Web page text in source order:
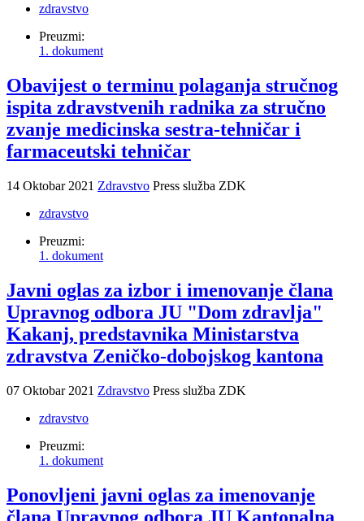
zdravstvo
Preuzmi:
1. dokument
Obavijest o terminu polaganja stručnog
ispita zdravstvenih radnika za stručno
zvanje medicinska sestra-tehničar i
farmaceutski tehničar
14 Oktobar 2021 Zdravstvo Press služba ZDK
zdravstvo
Preuzmi:
1. dokument
Javni oglas za izbor i imenovanje člana
Upravnog odbora JU "Dom zdravlja"
Kakanj, predstavnika Ministarstva
zdravstva Zeničko-dobojskog kantona
07 Oktobar 2021 Zdravstvo Press služba ZDK
zdravstvo
Preuzmi:
1. dokument
Ponovljeni javni oglas za imenovanje
člana Upravnog odbora JU Kantonalna